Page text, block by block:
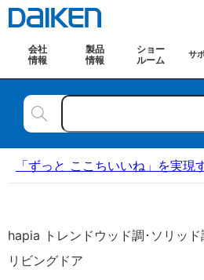
会社
情報
製品
情報
ショー
ルーム
サ
「ずっと ここちいいね」を実
hapia トレンドウッド調･ソリッ
リビングドア